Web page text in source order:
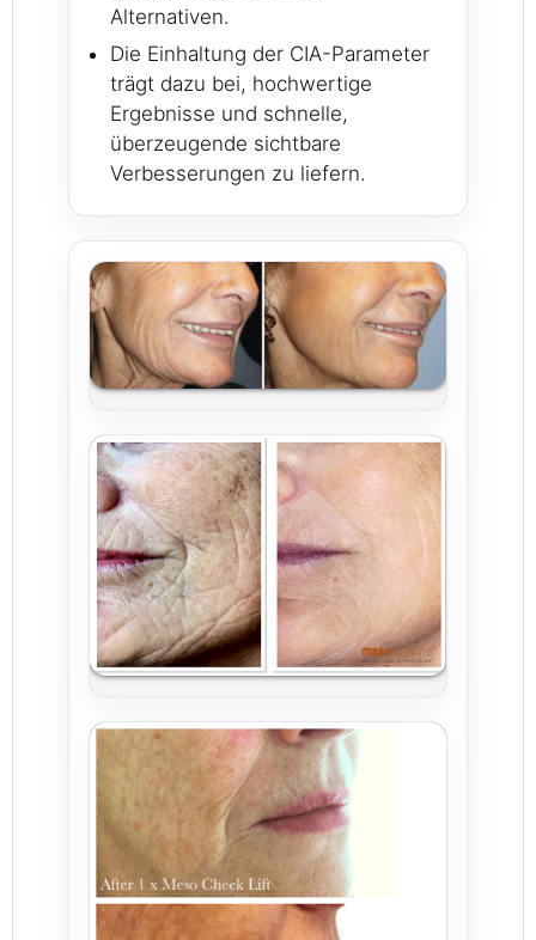
Alternativen.
Die Einhaltung der CIA-Parameter
trägt dazu bei, hochwertige
Ergebnisse und schnelle,
überzeugende sichtbare
Verbesserungen zu liefern.